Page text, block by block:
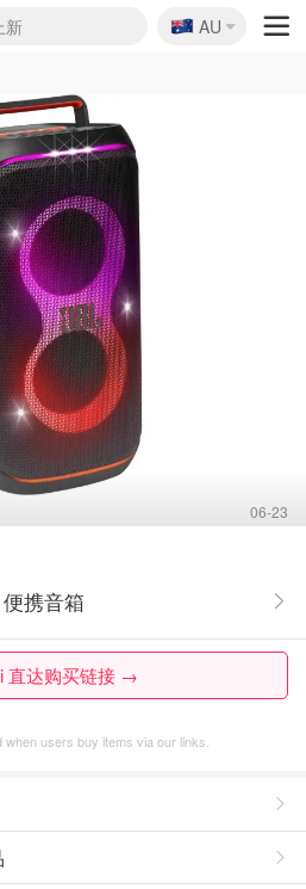
折
总
拍起
1折
$50
板价
折
浴露
$29
票6折
薰
起
折
折$881
日达
🇦🇺
AU
06-23
携音箱
直达购买链接 →
when users buy items via our links.